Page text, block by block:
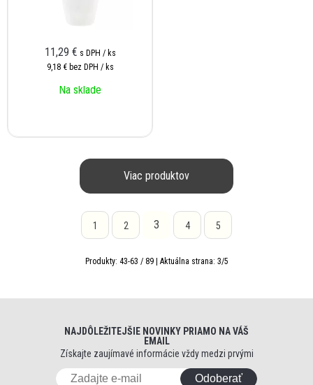
11,29 € s DPH / ks
9,18 € bez DPH / ks
Na sklade
Viac produktov
1 2 3 4 5
Produkty: 43-63 / 89| Aktuálna strana: 3/5
NAJDÔLEŽITEJŠIE NOVINKY PRIAMO NA VÁŠ
EMAIL
Získajte zaujímavé informácie vždy medzi prvými
Odoberať